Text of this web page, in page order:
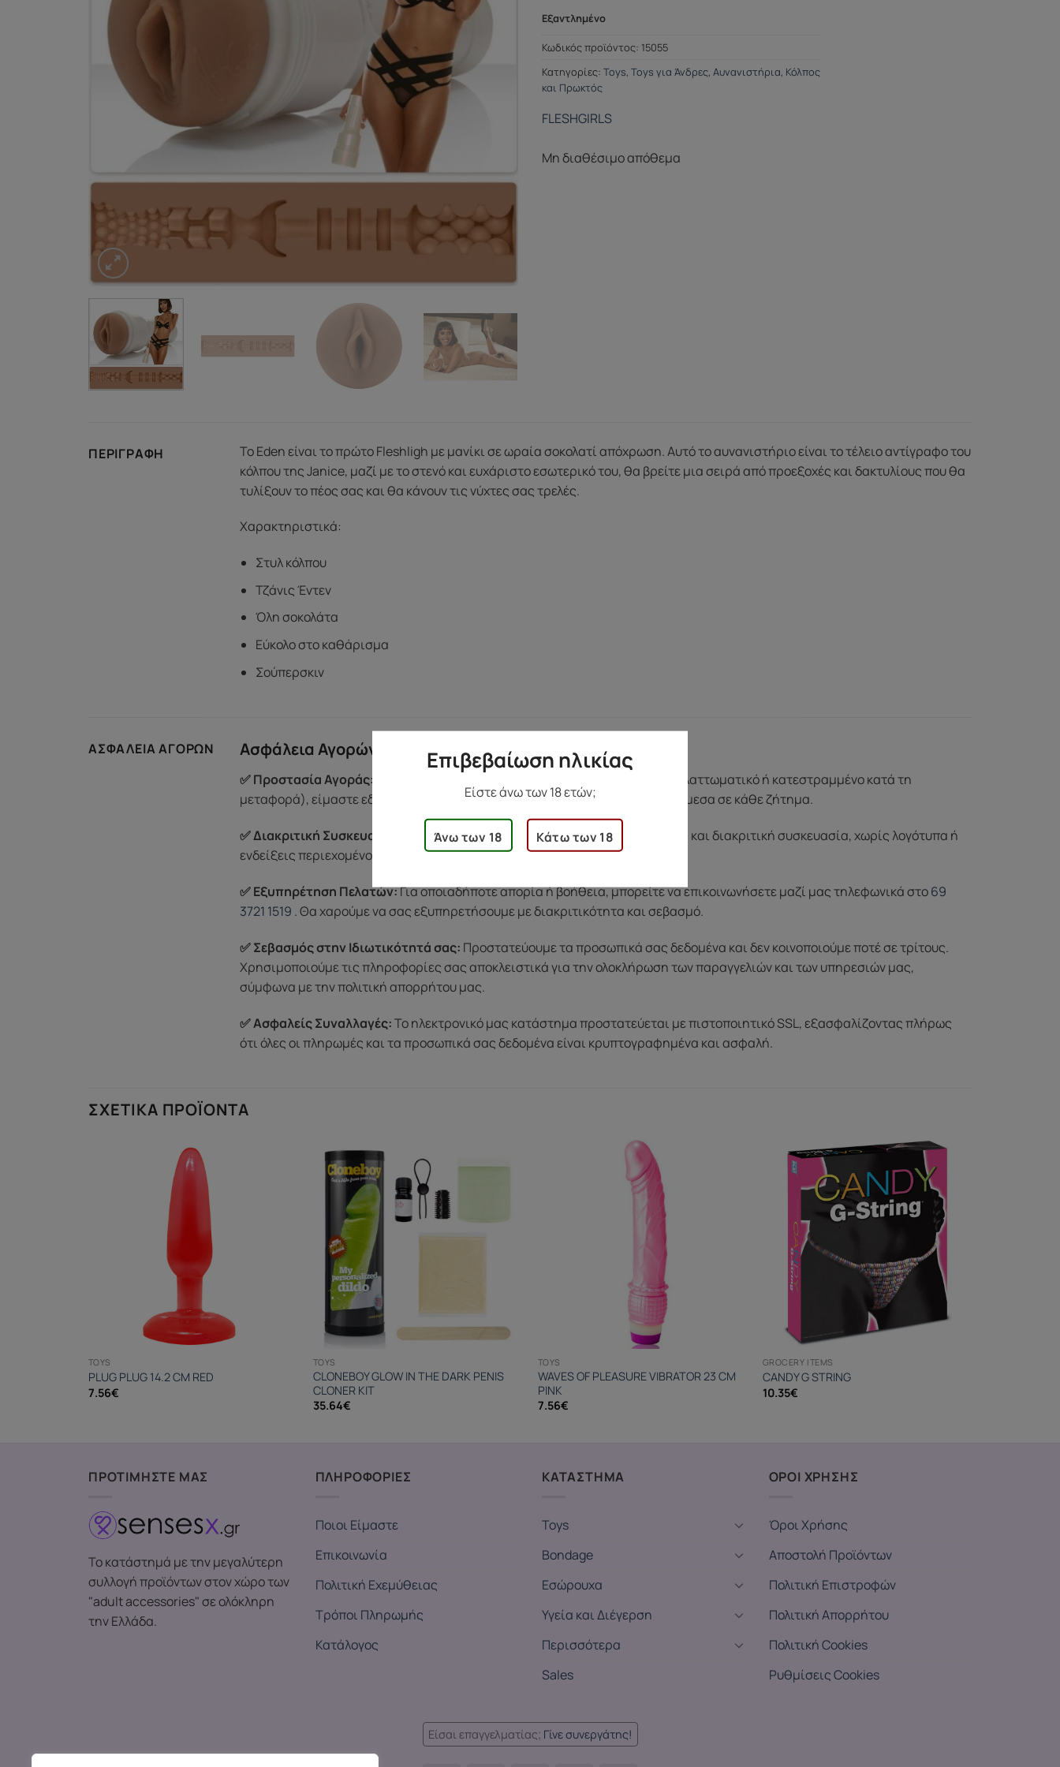
Εξαντλημένο
Κωδικός προϊόντος: 15055
Κατηγορίες: Toys, Toys για Άνδρες, Αυνανιστήρια, Κόλπος
και Πρωκτός
FLESHGIRLS
Μη διαθέσιμο απόθεμα
ΠΕΡΙΓΡΑΦΉ
Το Eden είναι το πρώτο Fleshligh με μανίκι σε ωραία σοκολατί απόχρωση. Αυτό το αυνανιστήριο είναι το τέλειο αντίγραφο του
κόλπου της Janice, μαζί με το στενό και ευχάριστο εσωτερικό του, θα βρείτε μια σειρά από προεξοχές και δακτυλίους που θα
τυλίξουν το πέος σας και θα κάνουν τις νύχτες σας τρελές.
Χαρακτηριστικά:
Στυλ κόλπου
Τζάνις Έντεν
Όλη σοκολάτα
Εύκολο στο καθάρισμα
Σούπερσκιν
ΑΣΦΆΛΕΙΑ ΑΓΟΡΏΝ Ασφάλεια Αγορών
✅ Προστασία Αγοράς: Αν υπάρξει κάποιο πρόβλημα με το προϊόν σας (π.χ. ελαττωματικό ή κατεστραμμένο κατά τη
μεταφορά), είμαστε εδώ για εσάς. Η ομάδα μας θα φροντίσει να βρει λύση άμεσα σε κάθε ζήτημα.
✅ Διακριτική Συσκευασία:
Όλες οι παραγγελίες αποστέλλονται σε ουδέτερη και διακριτική συσκευασία, χωρίς λογότυπα ή
ενδείξεις περιεχομένου, για να νιώσετε άνετα κατά την παραλαβή.
✅ Εξυπηρέτηση Πελατών:Για οποιαδήποτε απορία ή βοήθεια, μπορείτε να επικοινωνήσετε μαζί μας τηλεφωνικά στο69
3721 1519 . Θα χαρούμε να σας εξυπηρετήσουμε με διακριτικότητα και σεβασμό.
✅ Σεβασμός στην Ιδιωτικότητά σας: Προστατεύουμε τα προσωπικά σας δεδομένα και δεν κοινοποιούμε ποτέ σε τρίτους.
Χρησιμοποιούμε τις πληροφορίες σας αποκλειστικά για την ολοκλήρωση των παραγγελιών και των υπηρεσιών μας,
σύμφωνα με την πολιτική απορρήτου μας.
✅ Ασφαλείς Συναλλαγές:Το ηλεκτρονικό μας κατάστημα προστατεύεται με πιστοποιητικό SSL, εξασφαλίζοντας πλήρως
ότι όλες οι πληρωμές και τα προσωπικά σας δεδομένα είναι κρυπτογραφημένα και ασφαλή.
ΣΧΕΤΙΚΆ ΠΡΟΪΌΝΤΑ
TOYS
PLUG PLUG 14.2 CM RED
7.56€
TOYS
CLONEBOY GLOW IN THE DARK PENIS
CLONER KIT
35.64€
TOYS
WAVES OF PLEASURE VIBRATOR 23 CM
PINK
7.56€
GROCERY ITEMS
CANDY G STRING
10.35€
ΠΡΟΤΙΜΗΣΤΕ ΜΑΣ
Το κατάστημά με την μεγαλύτερη
συλλογή προϊόντων στον χώρο των
"adult accessories" σε ολόκληρη
την Ελλάδα.
ΠΛΗΡΟΦΟΡΙΕΣ
Ποιοι Είμαστε
Επικοινωνία
Πολιτική Εχεμύθειας
Τρόποι Πληρωμής
Κατάλογος
ΚΑΤΑΣΤΗΜΑ
Toys
Bondage
Εσώρουχα
Υγεία και Διέγερση
Περισσότερα
Sales
ΟΡΟΙ ΧΡΗΣΗΣ
Όροι Χρήσης
Αποστολή Προϊόντων
Πολιτική Επιστροφών
Πολιτική Απορρήτου
Πολιτική Cookies
Ρυθμίσεις Cookies
Είσαι επαγγελματίας; Γίνε συνεργάτης!
Επιβεβαίωση ηλικίας
Είστε άνω των 18 ετών;
Άνω των 18 Κάτω των 18